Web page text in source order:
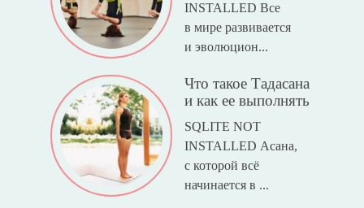
INSTALLED Все
в мире развивается
и эволюцион...
Что такое Тадасана
и как ее выполнять
SQLITE NOT
INSTALLED Асана,
с которой всё
начинается в ...